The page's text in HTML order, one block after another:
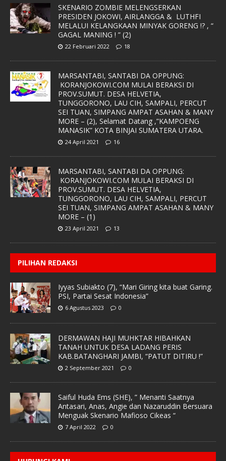
SKENARIO ZOMBIE MELENGSERKAN
PRESIDEN JOKOWI, AIRLANGGA & LUTHFI
MELALUI KELANGKAAN MINYAK GORENG !? , “
GAGAL MANING ! ” (2)
22 Februari 2022 18
MARSANTABI, SANTABI DA OPPUNG:
KORANJOKOWI.COM MULAI BERAKSI DI
PROV.SUMUT. DESA HELVETIA,
TUNGGORONO, LAU CIH, SAMPALI, PERCUT
SEI TUAN, SIMPANG AMPAT ASAHAN & MANY
MORE – (2), Selamat Datang ,”KAMPOENG
MANASIK” KOTA BINJAI SUMATERA UTARA.
24 April 2021 16
MARSANTABI, SANTABI DA OPPUNG:
KORANJOKOWI.COM MULAI BERAKSI DI
PROV.SUMUT. DESA HELVETIA,
TUNGGORONO, LAU CIH, SAMPALI, PERCUT
SEI TUAN, SIMPANG AMPAT ASAHAN & MANY
MORE – (1)
23 April 2021 13
PILIHAN REDAKSI
Iyyas Subiakto (7), “Mari Giring kita buat Garing.
PSI, Partai Sesat Indonesia”
6 Agustus 2023 0
DERMAWAN HAJI MUHKTAR HIBAHKAN
TANAH UNTUK DESA LADANG PERIS
KAB.BATANGHARI JAMBI, “PATUT DITIRU !”
2 September 2021 0
Saiful Huda Ems (SHE), ” Menanti Saatnya
Antasari, Anas, Angie dan Nazaruddin Bersuara
Menguak Skenario Mafioso Cikeas “
7 April 2022 0